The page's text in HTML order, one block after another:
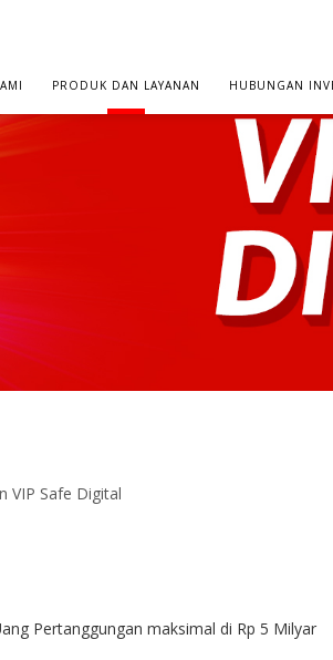
PRODUK DAN LAYANAN
HUBUNGAN
VIP SAFE DIGITAL
VIP Safe Digital
Pertanggungan maksimal di Rp 5 Milyar